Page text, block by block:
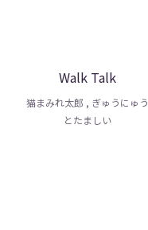
Walk Talk
猫まみれ太郎 , ぎゅうにゅう
とたましい